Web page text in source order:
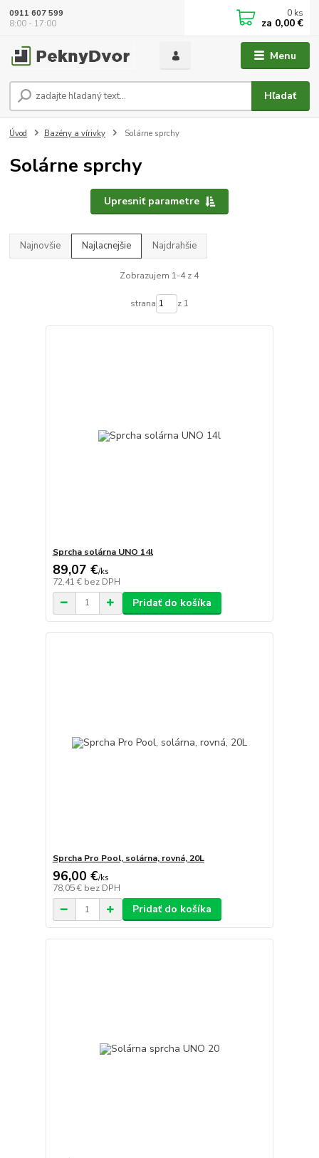
Menu
Hľadať
0911 607 599
8:00 - 17:00
0 ks
za 0,00 €
Úvod Bazény a vírivky Solárne sprchy
Solárne sprchy
Upresniť parametre
Najnovšie Najlacnejšie Najdrahšie
Zobrazujem 1-4 z 4
strana z 1
Sprcha solárna UNO 14l
89,07 €/ks
72,41 € bez DPH
Pridať do košíka
Sprcha Pro Pool, solárna, rovná, 20L
96,00 €/ks
78,05 € bez DPH
Pridať do košíka